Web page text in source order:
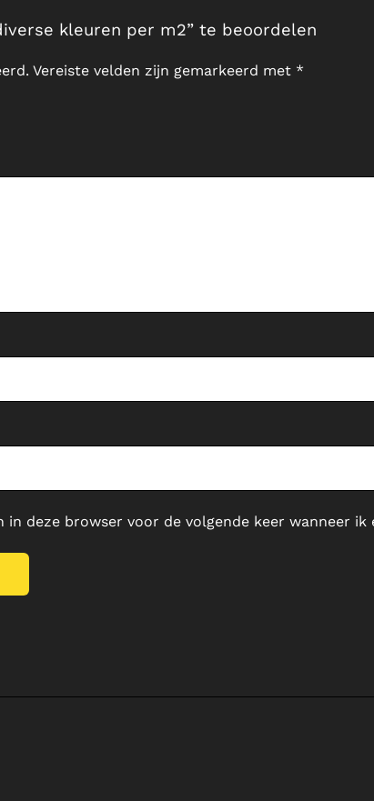
kleuren per m2” te beoordelen
Vereiste velden zijn gemarkeerd met *
in deze browser voor de volgende keer wanneer ik